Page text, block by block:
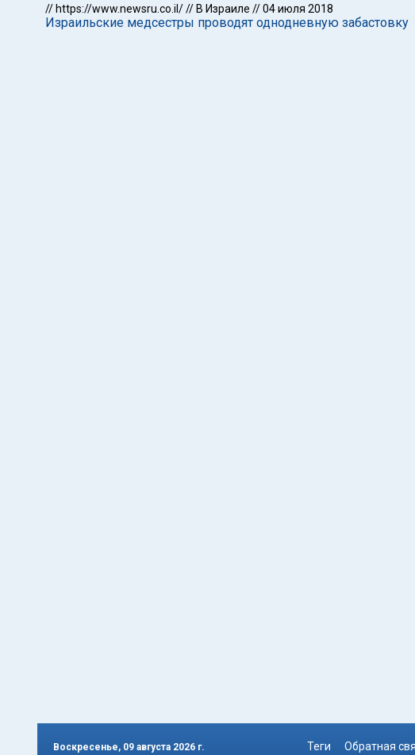
// https://www.newsru.co.il/// В Израиле //04 июля 2018
Израильские медсестры проводят однодневную забастовку
Воскресенье, 09 августа 2026 г. Теги Обратная